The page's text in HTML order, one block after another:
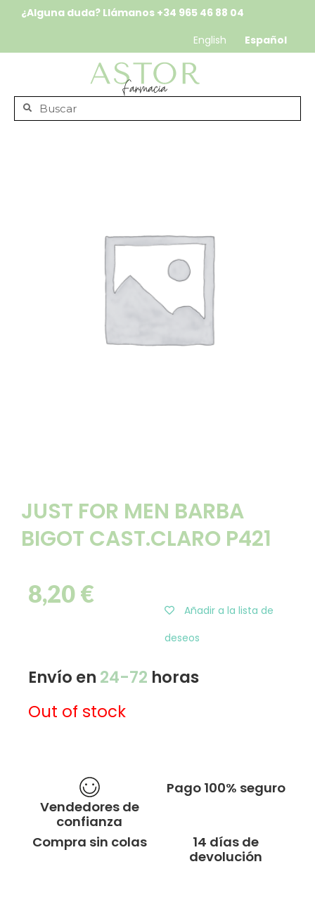
¿Alguna duda? Llámanos +34 965 46 88 04
English
Español
JUST FOR MEN BARBA
BIGOT CAST.CLARO P421
8,20€
Añadir a la lista de
deseos
Envío en 24-72 horas
Out of stock
Vendedores de
confianza
Pago 100% seguro
Compra sin colas
14 días de
devolución